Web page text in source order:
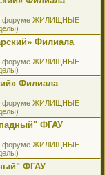
форуме ЖИЛИЩНЫЕ
Филиала
форуме ЖИЛИЩНЫЕ
Филиала
форуме ЖИЛИЩНЫЕ
ФГАУ
форуме ЖИЛИЩНЫЕ
ФГАУ